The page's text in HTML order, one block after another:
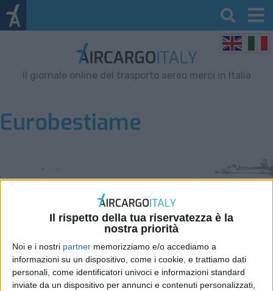
Il rispetto della tua riservatezza è la
nostra priorità
Noi e i nostri partner memorizziamo e/o accediamo a
informazioni su un dispositivo, come i cookie, e trattiamo dati
personali, come identificatori univoci e informazioni standard
inviate da un dispositivo per annunci e contenuti personalizzati,
Il giornale online del trasporto aereo merci in Italia
Eurobestiame